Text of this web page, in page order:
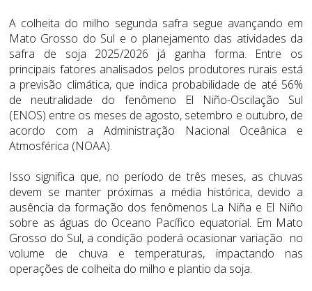
A colheita do milho segunda safra segue avançando em
Mato Grosso do Sul e o planejamento das atividades da
safra de soja 2025/2026 já ganha forma. Entre os
principais fatores analisados pelos produtores rurais está
a previsão climática, que indica probabilidade de até 56%
de neutralidade do fenômeno El Niño-Oscilação Sul
(ENOS) entre os meses de agosto, setembro e outubro, de
acordo com a Administração Nacional Oceânica e
Atmosférica (NOAA).
Isso significa que, no período de três meses, as chuvas
devem se manter próximas a média histórica, devido a
ausência da formação dos fenômenos La Niña e El Niño
sobre as águas do Oceano Pacífico equatorial. Em Mato
Grosso do Sul, a condição poderá ocasionar variação no
volume de chuva e temperaturas, impactando nas
operações de colheita do milho e plantio da soja.